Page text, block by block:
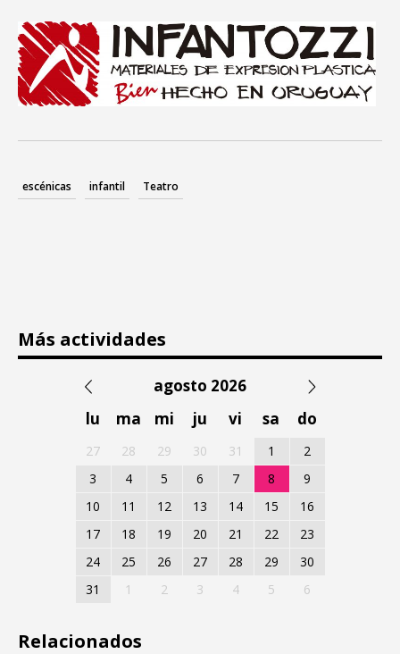
escénicas infantil Teatro
Más actividades
agosto 2026
lu
ma mi ju vi sa do
27 28 29 30 31 1
2
3
4 5 6 7 8
9
10
11 12 13 14 15
16
17
18 19 20 21 22
23
24
25 26 27 28 29
30
31
1 2 3 4 5 6
Relacionados